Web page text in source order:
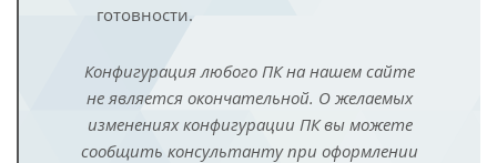
готовности.
Конфигурация любого ПК на нашем сайте
не является окончательной. О желаемых
изменениях конфигурации ПК вы можете
сообщить консультанту при оформлении